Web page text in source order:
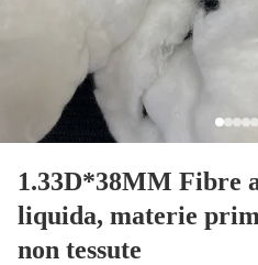
1.33D*38MM Fibre
liquida, materie
non tessute